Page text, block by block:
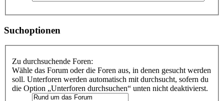
Suchoptionen
Zu durchsuchende Foren:
Wähle das Forum oder die Foren aus, in denen gesucht werden
soll. Unterforen werden automatisch mit durchsucht, sofern du
die Option „Unterforen durchsuchen“ unten nicht deaktivierst.